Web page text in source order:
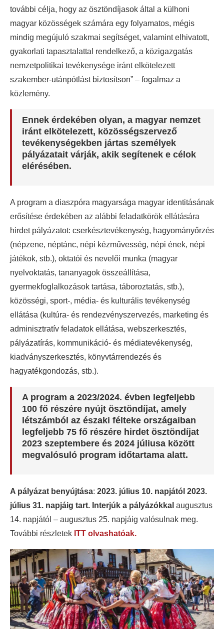
további célja, hogy az ösztöndíjasok által a külhoni
magyar közösségek számára egy folyamatos, mégis
mindig megújuló szakmai segítséget, valamint elhivatott,
gyakorlati tapasztalattal rendelkező, a közigazgatás
nemzetpolitikai tevékenysége iránt elkötelezett
szakember-utánpótlást biztosítson” – fogalmaz a
közlemény.
Ennek érdekében olyan, a magyar nemzet
iránt elkötelezett, közösségszervező
tevékenységekben jártas személyek
pályázatait várják, akik segítenek e célok
elérésében.
A program a diaszpóra magyarsága magyar identitásának
erősítése érdekében az alábbi feladatkörök ellátására
hirdet pályázatot: cserkésztevékenység, hagyományőrzés
(népzene, néptánc, népi kézművesség, népi ének, népi
játékok, stb.), oktatói és nevelői munka (magyar
nyelvoktatás, tananyagok összeállítása,
gyermekfoglalkozások tartása, táboroztatás, stb.),
közösségi, sport-, média- és kulturális tevékenység
ellátása (kultúra- és rendezvényszervezés, marketing és
adminisztratív feladatok ellátása, webszerkesztés,
pályázatírás, kommunikáció- és médiatevékenység,
kiadványszerkesztés, könyvtárrendezés és
hagyatékgondozás, stb.).
A program a 2023/2024. évben legfeljebb
100 fő részére nyújt ösztöndíjat, amely
létszámból az északi félteke országaiban
legfeljebb 75 fő részére hirdet ösztöndíjat
2023 szeptembere és 2024 júliusa között
megvalósuló program időtartama alatt.
A pályázat benyújtása: 2023. július 10. napjától 2023.
július 31. napjáig tart. Interjúk a pályázókkal augusztus
14. napjától – augusztus 25. napjáig valósulnak meg.
További részletek ITT olvashatóak.